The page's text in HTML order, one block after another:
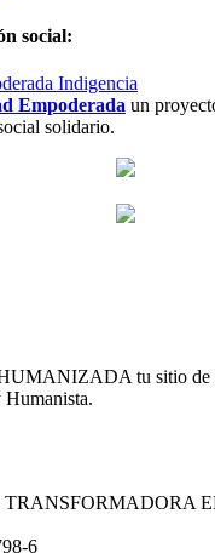
social:
Empoderada un
solidario.
tu sitio de
6